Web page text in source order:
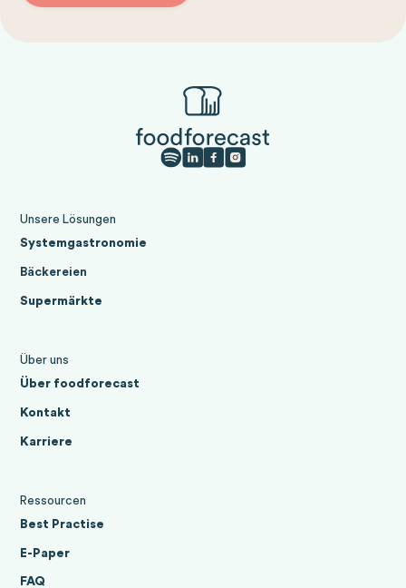
Unsere Lösungen
Systemgastronomie
Bäckereien
Supermärkte
Über uns
Über foodforecast
Kontakt
Karriere
Ressourcen
Best Practise
E-Paper
FAQ